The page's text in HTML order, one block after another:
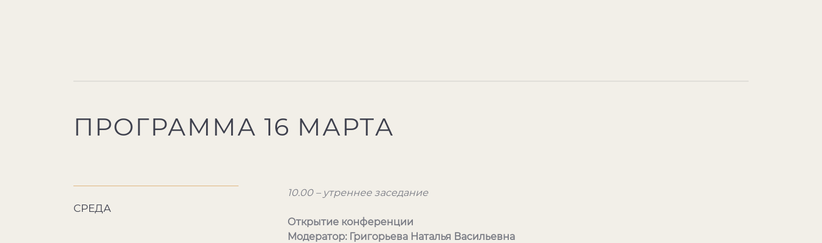
ПРОГРАММА 16 МАРТА
СРЕДА
10.00 – утреннее заседание
Открытие конференции
Модератор: Григорьева Наталья Васильевна